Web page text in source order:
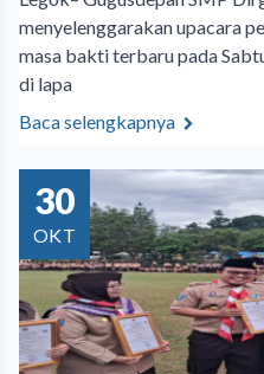
menyelenggarakan upacara
masa bakti terbaru pada
di lapa
Baca selengkapnya
30
OKT